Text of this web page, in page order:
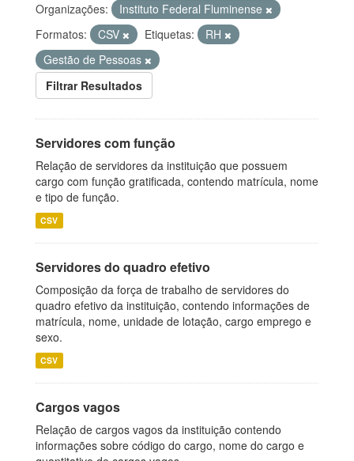
Organizações:
Instituto Federal Fluminense
Formatos:
CSV Etiquetas:
RH
Gestão de Pessoas
Filtrar Resultados
Servidores com função
Relação de servidores da instituição que possuem
cargo com função gratificada, contendo matrícula, nome
e tipo de função.
CSV
Servidores do quadro efetivo
Composição da força de trabalho de servidores do
quadro efetivo da instituição, contendo informações de
matrícula, nome, unidade de lotação, cargo emprego e
sexo.
CSV
Cargos vagos
Relação de cargos vagos da instituição contendo
informações sobre código do cargo, nome do cargo e